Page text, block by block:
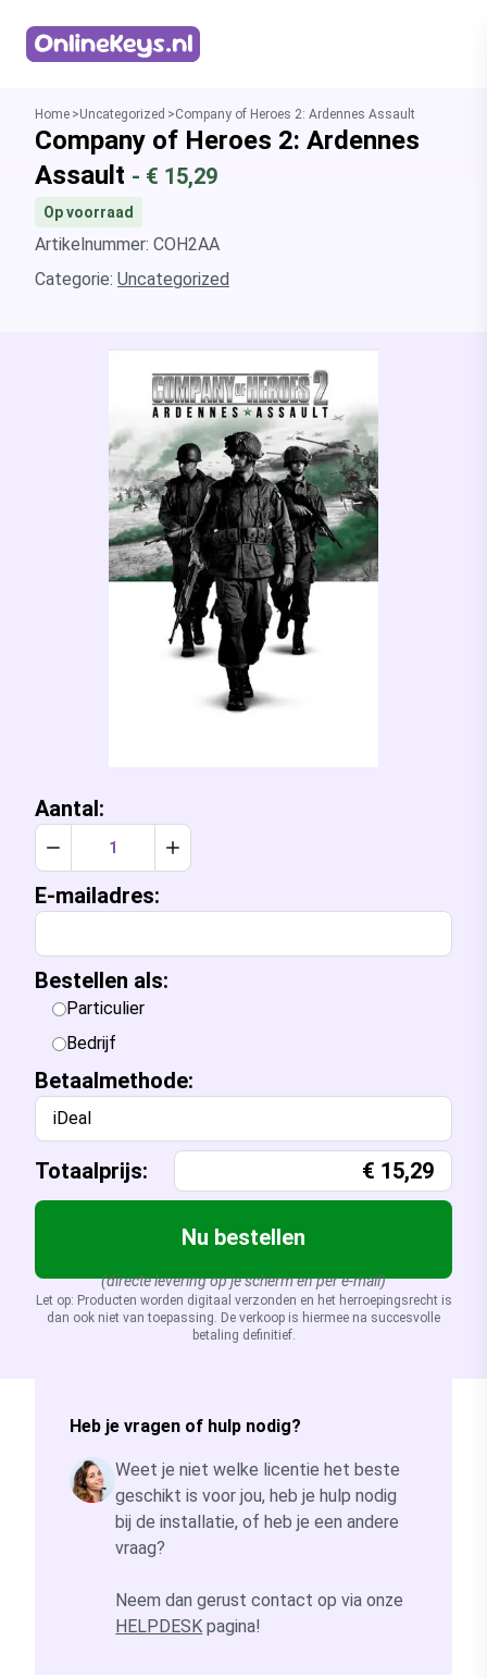
Home Uncategorized Company of Heroes 2: Ardennes Assault
Company of Heroes 2: Ardennes
Assault - € 15,29
Op voorraad
Artikelnummer: COH2AA
Categorie: Uncategorized
Aantal:
Verlaag aantal met 1Verhoog aantal met 1
E-mailadres:
Bestellen als:
Particulier
Bedrijf
Betaalmethode:
iDeal
Totaalprijs: € 15,29
Nu bestellen
(directe levering op je scherm en per e-mail)
Let op: Producten worden digitaal verzonden en het herroepingsrecht is
dan ook niet van toepassing. De verkoop is hiermee na succesvolle
betaling definitief.
Heb je vragen of hulp nodig?
Weet je niet welke licentie het beste
geschikt is voor jou, heb je hulp nodig
bij de installatie, of heb je een andere
vraag?
Neem dan gerust contact op via onze
HELPDESK pagina!